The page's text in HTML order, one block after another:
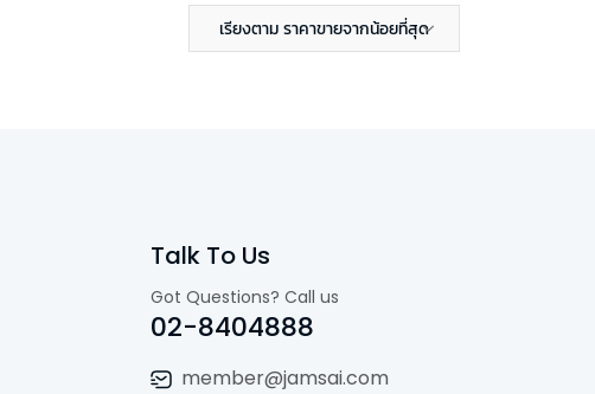
เรียงตาม ราคาขายจากน้อยที่สุด
Talk To Us
Got Questions? Call us
02-8404888
member@jamsai.com